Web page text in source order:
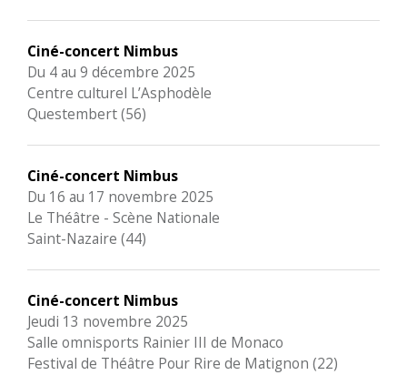
Ciné-concert Nimbus
Du 4 au 9 décembre 2025
Centre culturel L’Asphodèle
Questembert (56)
Ciné-concert Nimbus
Du 16 au 17 novembre 2025
Le Théâtre - Scène Nationale
Saint-Nazaire (44)
Ciné-concert Nimbus
Jeudi 13 novembre 2025
Salle omnisports Rainier III de Monaco
Festival de Théâtre Pour Rire de Matignon (22)